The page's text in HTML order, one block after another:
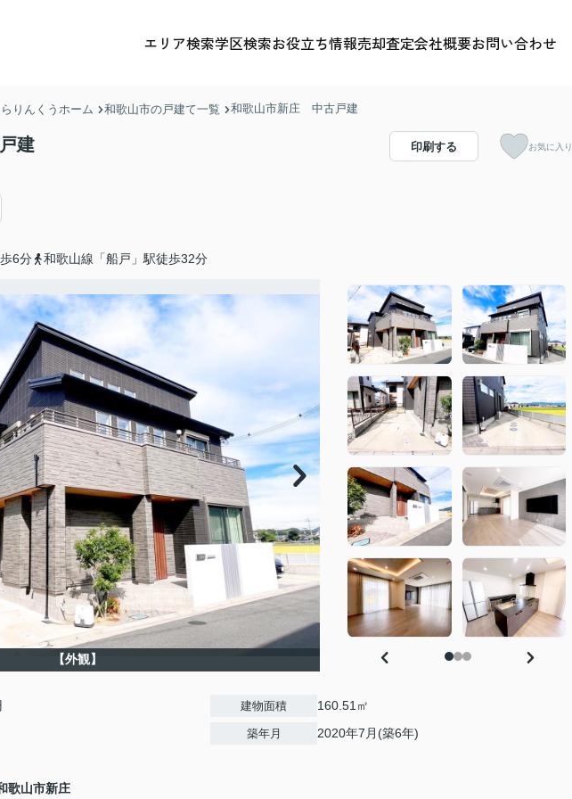
エリア検索学区検索お役立ち情報売却査定会社概要お問い合わせ
りんくうホーム 和歌山市の戸建て一覧 和歌山市新庄 中古戸建
建
6分
和歌山線「船戸」駅徒歩32分
印刷する お気に入り
【外観】
歌山市新庄
建物面積 160.51㎡
築年月 2020年7月(築6年)